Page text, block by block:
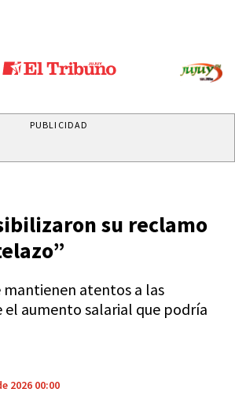
PUBLICIDAD
su reclamo
mantienen atentos a las
el aumento salarial que podría
2026 00:00